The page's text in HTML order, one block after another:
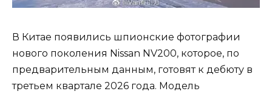
В Китае появились шпионские фотографии
нового поколения Nissan NV200, которое, по
предварительным данным, готовят к дебюту в
третьем квартале 2026 года. Модель